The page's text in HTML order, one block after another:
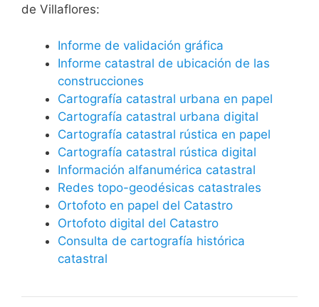
de Villaflores:
Informe de validación gráfica
Informe catastral de ubicación de las
construcciones
Cartografía catastral urbana en papel
Cartografía catastral urbana digital
Cartografía catastral rústica en papel
Cartografía catastral rústica digital
Información alfanumérica catastral
Redes topo-geodésicas catastrales
Ortofoto en papel del Catastro
Ortofoto digital del Catastro
Consulta de cartografía histórica
catastral